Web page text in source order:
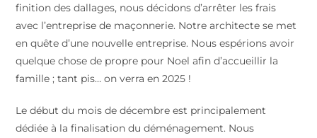
finition des dallages, nous décidons d’arrêter les frais
avec l’entreprise de maçonnerie. Notre architecte se met
en quête d’une nouvelle entreprise. Nous espérions avoir
quelque chose de propre pour Noel afin d’accueillir la
famille ; tant pis… on verra en 2025 !
Le début du mois de décembre est principalement
dédiée à la finalisation du déménagement. Nous